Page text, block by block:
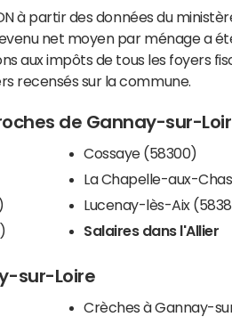
à partir des données du
net moyen par ménage a
aux impôts de tous les foyers
recensés sur la commune.
de Gannay-sur-
Cossaye (58300)
La Chapelle-aux-
Lucenay-lès-Aix
Salaires dans l'Allier
sur-Loire
Crèches à